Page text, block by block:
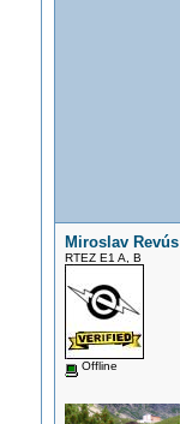
Miroslav Revús
RTEZ E1 A, B
Offline